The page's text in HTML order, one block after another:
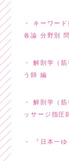
キーワー
各論 分野別
解剖学（
う師 編
解剖学（
ッサージ指圧
『日本一